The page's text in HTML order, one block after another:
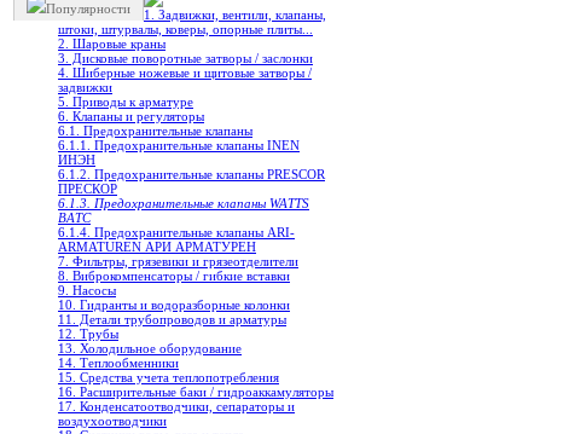
Популярности
1. Задвижки, вентили, клапаны,
штоки, штурвалы, коверы, опорные плиты...
2. Шаровые краны
3. Дисковые поворотные затворы / заслонки
4. Шиберные ножевые и щитовые затворы /
задвижки
5. Приводы к арматуре
6. Клапаны и регуляторы
6.1. Предохранительные клапаны
6.1.1. Предохранительные клапаны INEN
ИНЭН
6.1.2. Предохранительные клапаны PRESCOR
ПРЕСКОР
6.1.3. Предохранительные клапаны WATTS
ВАТС
6.1.4. Предохранительные клапаны ARI-
ARMATUREN АРИ АРМАТУРЕН
7. Фильтры, грязевики и грязеотделители
8. Виброкомпенсаторы / гибкие вставки
9. Насосы
10. Гидранты и водоразборные колонки
11. Детали трубопроводов и арматуры
12. Трубы
13. Холодильное oборудование
14. Теплообменники
15. Средства учета теплопотребления
16. Расширительные баки / гидроаккамуляторы
17. Конденсатоотводчики, сепараторы и
воздухоотводчики